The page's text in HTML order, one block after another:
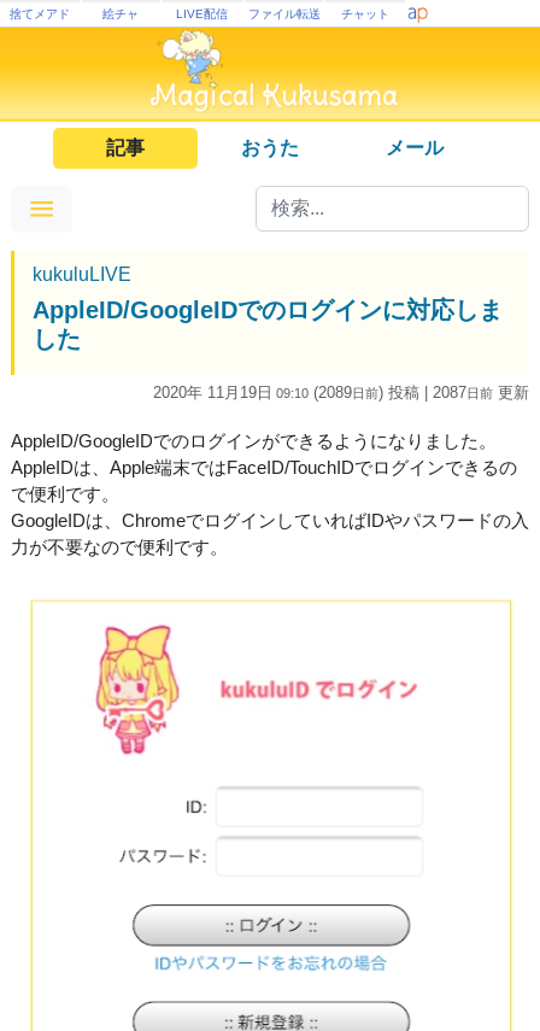
捨てメアド 絵チャ LIVE配信 ファイル転送 チャット
記事 おうた メール
kukuluLIVE
AppleID/GoogleIDでのログインに対応しま
した
2020年 11月19日 09:10 (2089日前) 投稿 | 2087日前 更新
AppleID/GoogleIDでのログインができるようになりました。
AppleIDは、Apple端末ではFaceID/TouchIDでログインできるの
で便利です。
GoogleIDは、ChromeでログインしていればIDやパスワードの入
力が不要なので便利です。